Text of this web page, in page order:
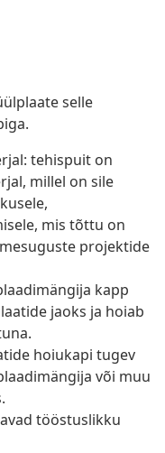
selle
tehispuit on
millel on sile
mis tõttu on
projektide
kapp
jaoks ja hoiab
hoiukapi tugev
või muu
tööstuslikku